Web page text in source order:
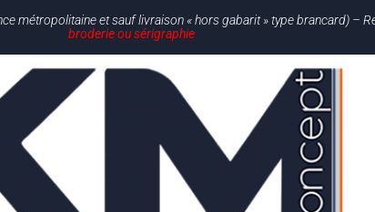
métropolitaine et sauf livraison « hors gabarit » type brancard) –
broderie ou sérigraphie